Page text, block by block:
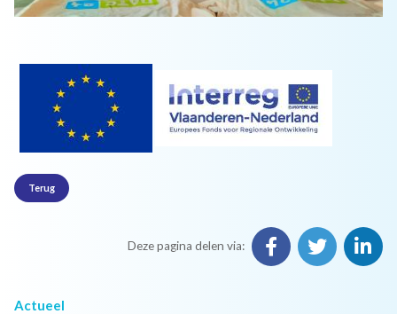
Terug
Deze pagina delen via:
Actueel